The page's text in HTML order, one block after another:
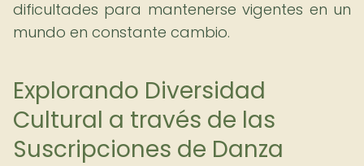
dificultades para mantenerse vigentes en un
mundo en constante cambio.
Explorando Diversidad
Cultural a través de las
Suscripciones de Danza